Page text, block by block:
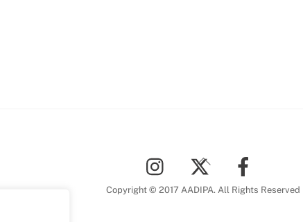
To
Top
Copyright © 2017 AADIPA. All Rights Reserved